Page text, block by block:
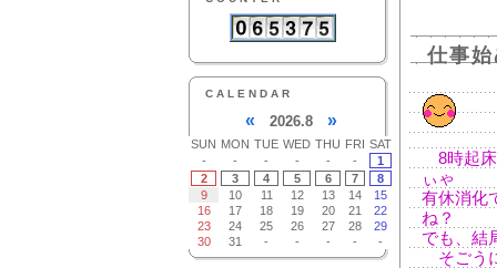
CALENDAR
« 2026.8 »
SUN MON TUE WED THU FRI SAT
-
- - - - -
1
2
3 4 5 6 7
8
9
10 11 12 13 14
15
16
17 18 19 20 21
22
23
24 25 26 27 28
29
30
31 - - - - -
仕事
8時起床
ぃゃ
有休消化
ね？
でも、結
そごう